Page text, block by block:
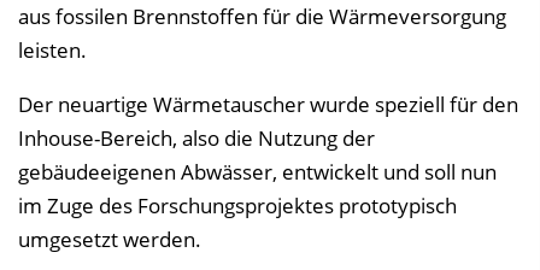
aus fossilen Brennstoffen für die Wärmeversorgung
leisten.
Der neuartige Wärmetauscher wurde speziell für den
Inhouse-Bereich, also die Nutzung der
gebäudeeigenen Abwässer, entwickelt und soll nun
im Zuge des Forschungsprojektes prototypisch
umgesetzt werden.